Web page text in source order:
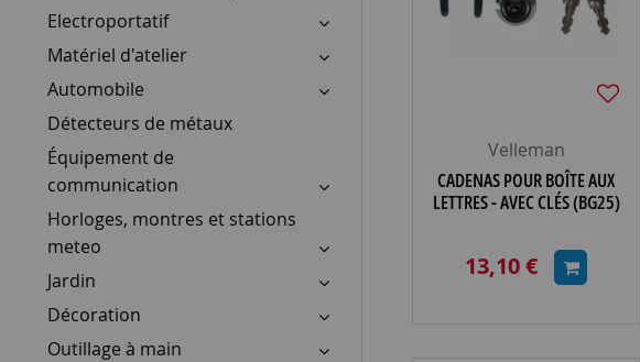
Electroportatif
Matériel d'atelier
Automobile
Détecteurs de métaux
Équipement de
communication
Horloges, montres et stations
meteo
Jardin
Décoration
Outillage à main
Velleman
CADENAS POUR BOÎTE AUX
LETTRES - AVEC CLÉS (BG25)
13,10 €